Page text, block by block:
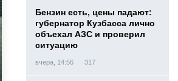
Бензин есть, цены падают:
губернатор Кузбасса лично
объехал АЗС и проверил
ситуацию
вчера, 14:56 317